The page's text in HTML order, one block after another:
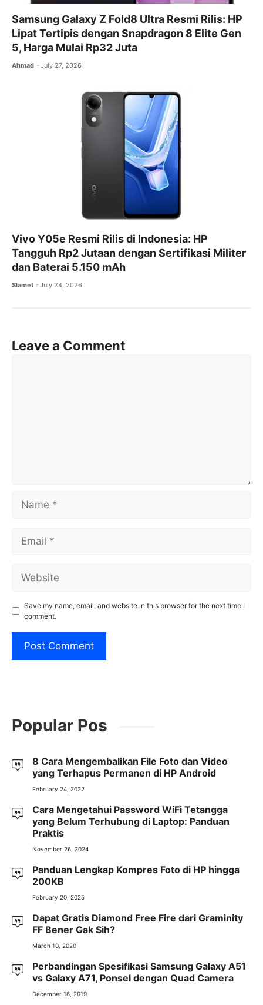
Samsung Galaxy Z Fold8 Ultra Resmi Rilis: HP
Lipat Tertipis dengan Snapdragon 8 Elite Gen
5, Harga Mulai Rp32 Juta
Ahmad July 27, 2026
Vivo Y05e Resmi Rilis di Indonesia: HP
Tangguh Rp2 Jutaan dengan Sertifikasi Militer
dan Baterai 5.150 mAh
Slamet July 24, 2026
Leave a Comment
Save my name, email, and website in this browser for the next time I
comment.
Popular Pos
8 Cara Mengembalikan File Foto dan Video
yang Terhapus Permanen di HP Android
February 24, 2022
Cara Mengetahui Password WiFi Tetangga
yang Belum Terhubung di Laptop: Panduan
Praktis
November 26, 2024
Panduan Lengkap Kompres Foto di HP hingga
200KB
February 20, 2025
Dapat Gratis Diamond Free Fire dari Graminity
FF Bener Gak Sih?
March 10, 2020
Perbandingan Spesifikasi Samsung Galaxy A51
vs Galaxy A71, Ponsel dengan Quad Camera
December 16, 2019